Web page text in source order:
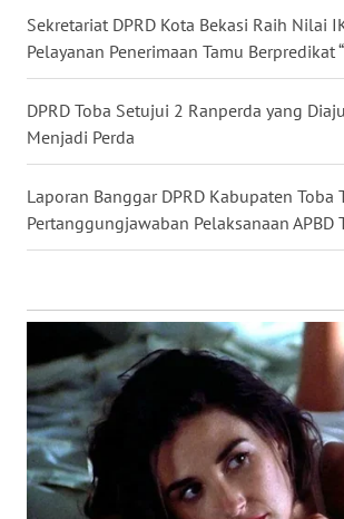
Sekretariat DPRD Kota Bekasi Raih Nilai
Pelayanan Penerimaan Tamu Berpredikat
DPRD Toba Setujui 2 Ranperda yang
Menjadi Perda
Laporan Banggar DPRD Kabupaten Toba
Pertanggungjawaban Pelaksanaan APBD
WN
TOBA
LANGKAT
WN
TAPANULI
SELATAN